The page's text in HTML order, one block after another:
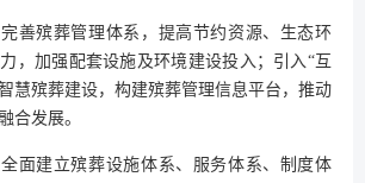
完善殡葬管理体系，提高节约资源、生态环
，加强配套设施及环境建设投入；引入“互
慧殡葬建设，构建殡葬管理信息平台，推动
合发展。
全面建立殡葬设施体系、服务体系、制度体